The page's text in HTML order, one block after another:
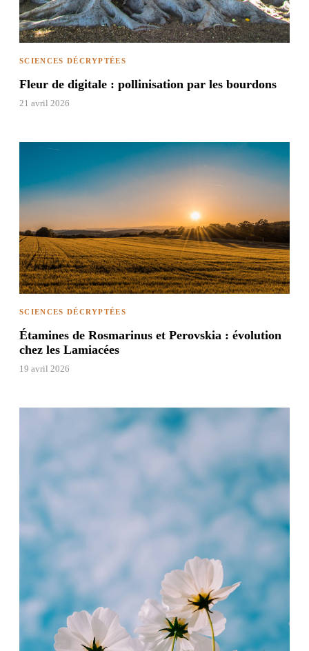
SCIENCES DÉCRYPTÉES
Fleur de digitale : pollinisation par les bourdons
21 avril 2026
SCIENCES DÉCRYPTÉES
Étamines de Rosmarinus et Perovskia : évolution
chez les Lamiacées
19 avril 2026